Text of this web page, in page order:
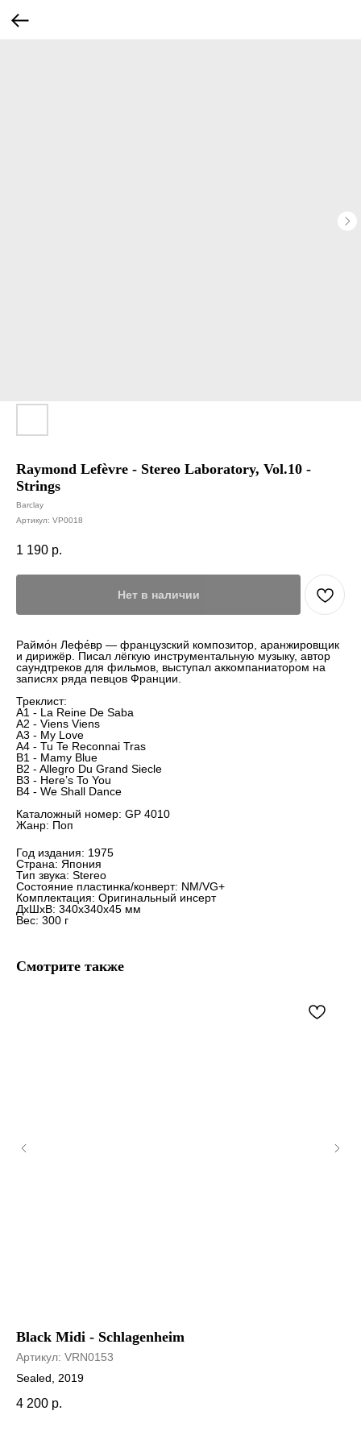
Raymond Lefèvre - Stereo Laboratory, Vol.10 -
Strings
Barclay
Артикул: VP0018
1 190 р.
Нет в наличии
Раймо́н Лефе́вр — французский композитор, аранжировщик
и дирижёр. Писал лёгкую инструментальную музыку, автор
саундтреков для фильмов, выступал аккомпаниатором на
записях ряда певцов Франции.
Треклист:
A1 - La Reine De Saba
A2 - Viens Viens
A3 - My Love
A4 - Tu Te Reconnai Tras
B1 - Mamy Blue
B2 - Allegro Du Grand Siecle
B3 - Here’s To You
B4 - We Shall Dance
Каталожный номер: GP 4010
Жанр: Поп
Год издания: 1975
Страна: Япония
Тип звука: Stereo
Состояние пластинка/конверт: NM/VG+
Комплектация: Оригинальный инсерт
ДxШxВ: 340x340x45 мм
Вес: 300 г
Смотрите также
Black Midi - Schlagenheim
Артикул: VRN0153
Sealed, 2019
4 200 р.